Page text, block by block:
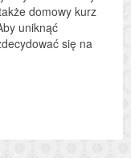
domowy kurz
uniknąć
się na